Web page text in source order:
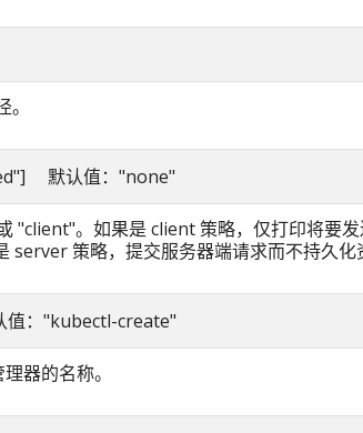
默认值："none"
"client"。如果是 client 策略，仅打印将要
server 策略，提交服务器端请求而不持久化
："kubectl-create"
器的名称。